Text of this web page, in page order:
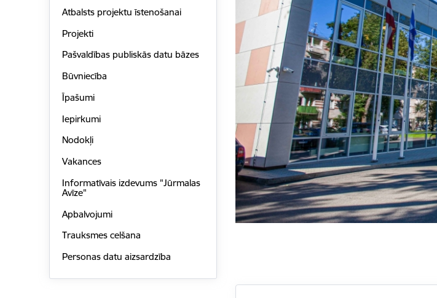
Atbalsts projektu īstenošanai
Projekti
Pašvaldības publiskās datu bāzes
Būvniecība
Īpašumi
Iepirkumi
Nodokļi
Vakances
Informatīvais izdevums "Jūrmalas
Avīze"
Apbalvojumi
Trauksmes celšana
Personas datu aizsardzība